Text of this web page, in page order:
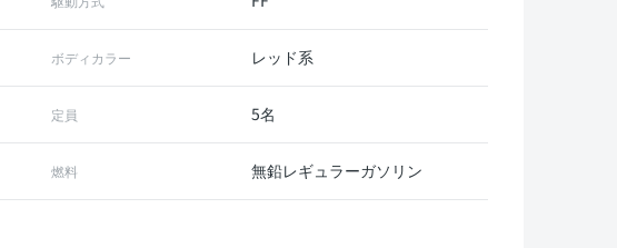
ボディカラー レッド系
定員 5名
燃料 無鉛レギュラーガソリン